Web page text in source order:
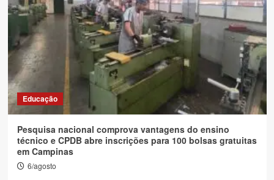
Educação
Pesquisa nacional comprova vantagens do ensino
técnico e CPDB abre inscrições para 100 bolsas gratuitas
em Campinas
6/agosto